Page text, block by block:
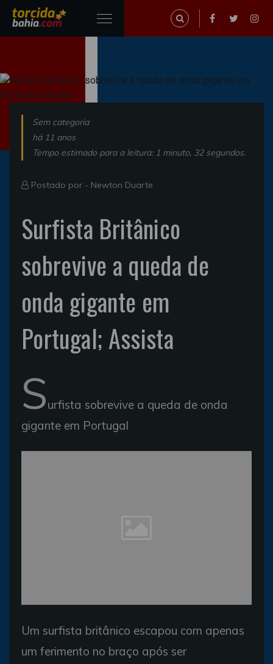
Sem categoria
há 11 anos
Tempo estimado para a leitura: 1 minuto, 32 segundos.
Postado por - Newton Duarte
Surfista Britânico
sobrevive a queda de
onda gigante em
Portugal; Assista
Surfista sobrevive a queda de onda
gigante em Portugal
Um surfista britânico escapou com apenas
um ferimento no braço após ser